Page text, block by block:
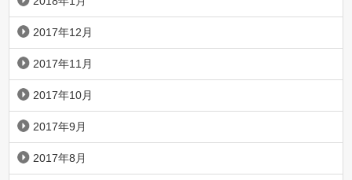
2017年12月
2017年11月
2017年10月
2017年9月
2017年8月